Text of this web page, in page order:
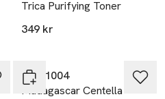
Trica Purifying Toner
349 kr
SKIN1004
Madagascar Centella